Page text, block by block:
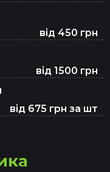
подушек
Airbag
від 450 грн
від 1500 грн
від 675 грн за шт